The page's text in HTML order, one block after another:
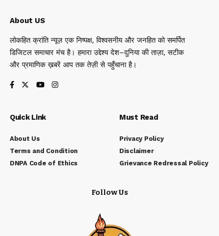
About US
लोकहित क्रांति न्यूज़ एक निष्पक्ष, विश्वसनीय और जनहित को समर्पित
डिजिटल समाचार मंच है। हमारा उद्देश्य देश–दुनिया की ताज़ा, सटीक
और प्रमाणिक ख़बरें आप तक तेज़ी से पहुँचाना है।
Quick Link
About Us
Terms and Condition
DNPA Code of Ethics
Must Read
Privacy Policy
Disclaimer
Grievance Redressal Policy
Follow Us